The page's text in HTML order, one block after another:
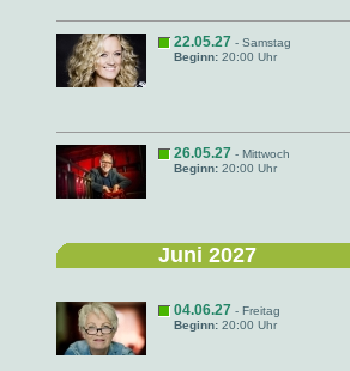
22.05.27 - Samstag
Beginn: 20:00 Uhr
26.05.27 - Mittwoch
Beginn: 20:00 Uhr
Juni 2027
04.06.27 - Freitag
Beginn: 20:00 Uhr